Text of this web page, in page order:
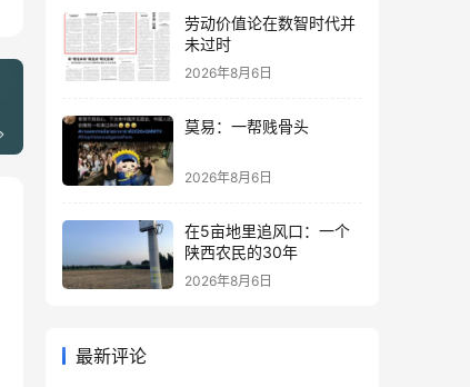
劳动价值论在数智时代并
未过时
2026年8月6日
莫易：一帮贱骨头
2026年8月6日
在5亩地里追风口：一个
陕西农民的30年
2026年8月6日
最新评论